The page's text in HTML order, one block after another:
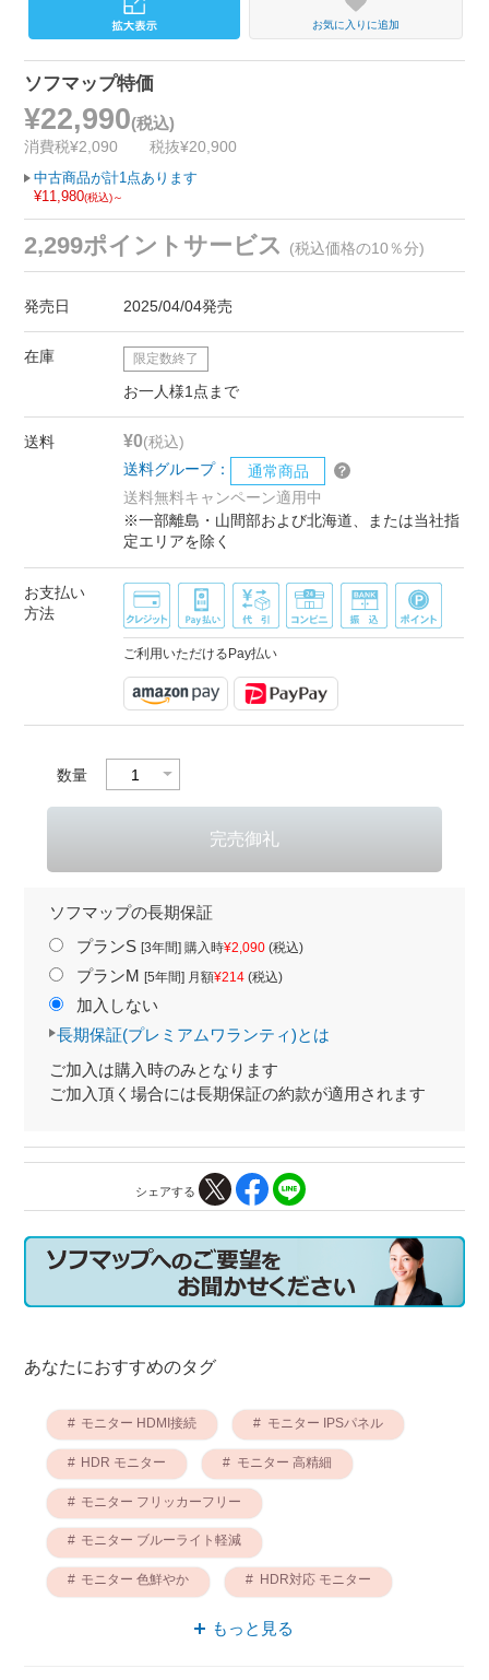
お気に入りに追加
ソフマップ特価
¥22,990(税込)
消費税¥2,090 税抜¥20,900
中古商品が計1点あります
¥11,980(税込)～
2,299ポイントサービス (税込価格の10％分)
発売日 2025/04/04発売
在庫 限定数終了
お一人様1点まで
送料 ¥0(税込)
送料グループ：
通常商品
送料無料キャンペーン適用中
※一部離島・山間部および北海道、または当社指
定エリアを除く
お支払い
方法
ご利用いただけるPay払い
数量
ソフマップの長期保証
プランS [3年間] 購入時¥2,090(税込)
プランM [5年間] 月額¥214(税込)
加入しない
長期保証(プレミアムワランティ)とは
ご加入は購入時のみとなります
ご加入頂く場合には長期保証の約款が適用されます
シェアする
あなたにおすすめのタグ
モニター HDMI接続 モニター IPSパネル
HDR モニター モニター 高精細
モニター フリッカーフリー
モニター ブルーライト軽減
モニター 色鮮やか HDR対応 モニター
100Hz モニター
もっと見る